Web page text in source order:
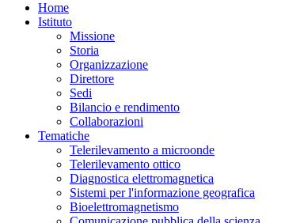
Home
Istituto
Missione
Storia
Organizzazione
Direttore
Sedi
Bilancio e rendimento
Collaborazioni
Tematiche
Telerilevamento a microonde
Telerilevamento ottico
Diagnostica elettromagnetica
Sistemi per l'informazione geografica
Bioelettromagnetismo